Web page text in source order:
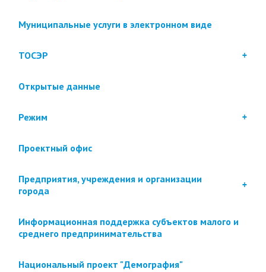
Муниципальные услуги в электронном виде
ТОСЭР
Открытые данные
Режим
Проектный офис
Предприятия, учреждения и организации
города
Информационная поддержка субъектов малого и
среднего предпринимательства
Национальный проект "Демография"